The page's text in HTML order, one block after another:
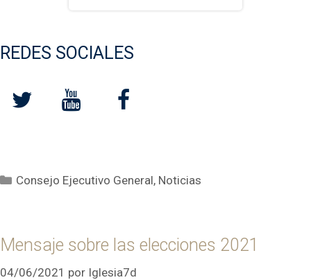
REDES SOCIALES
Categorías
Consejo Ejecutivo General, Noticias
Mensaje sobre las elecciones 2021
04/06/2021 por Iglesia7d